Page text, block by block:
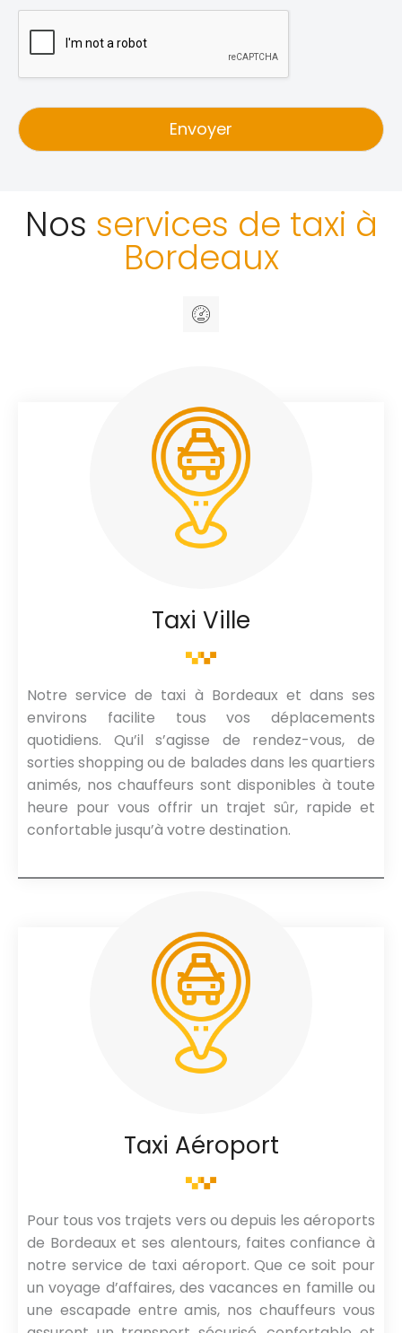
Envoyer
Nos services de taxi à
Bordeaux
Taxi Ville
Notre service de taxi à Bordeaux et dans ses
environs facilite tous vos déplacements
quotidiens. Qu’il s’agisse de rendez-vous, de
sorties shopping ou de balades dans les quartiers
animés, nos chauffeurs sont disponibles à toute
heure pour vous offrir un trajet sûr, rapide et
confortable jusqu’à votre destination.
Taxi Aéroport
Pour tous vos trajets vers ou depuis les aéroports
de Bordeaux et ses alentours, faites confiance à
notre service de taxi aéroport. Que ce soit pour
un voyage d’affaires, des vacances en famille ou
une escapade entre amis, nos chauffeurs vous